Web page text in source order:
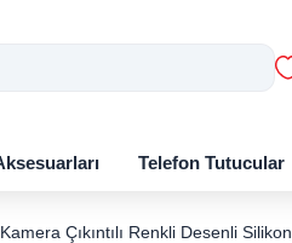
Telefon Tutucular
Çıkıntılı Renkli Desenli Silikon